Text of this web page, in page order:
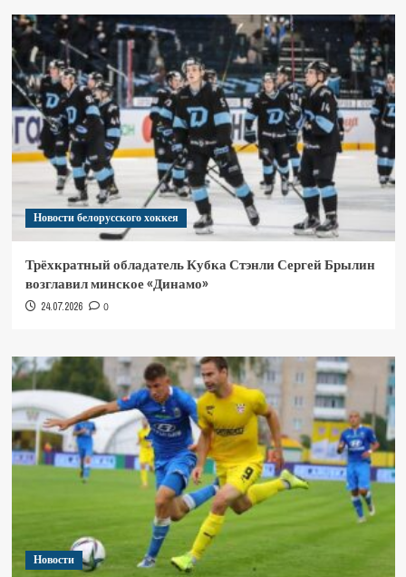
Новости белорусского хоккея
Трёхкратный обладатель Кубка Стэнли Сергей Брылин
возглавил минское «Динамо»
24.07.2026 0
Новости